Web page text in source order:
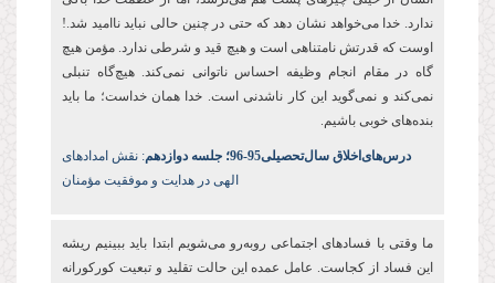
ندارد. خدا میخواهد نشان دهد که حتی در چنین حالی نباید ناامید شد.!
اوست که قدرتش نامتناهی است و هیچ قید و شرطی ندارد. مؤمن هیچ
گاه در مقام انجام وظیفه احساس ناتوانی نمیکند. هیچگاه تنبلی
نمیکند و نمیگوید این کار ناشدنی است. خدا همان خداست؛ ما باید
بندههای خوبی باشیم.
درس‌های‌اخلاق سال‌تحصیلی‌95-96؛ جلسه دوازدهم
: نقش امدادهای
الهی در هدایت و موفقیت مؤمنان
ما وقتی با فسادهای اجتماعی روبه‌رو می‌شویم ابتدا باید ببینیم ریشه
این فساد از کجاست. عامل عمده این حالت تقلید و تبعیت کورکورانه